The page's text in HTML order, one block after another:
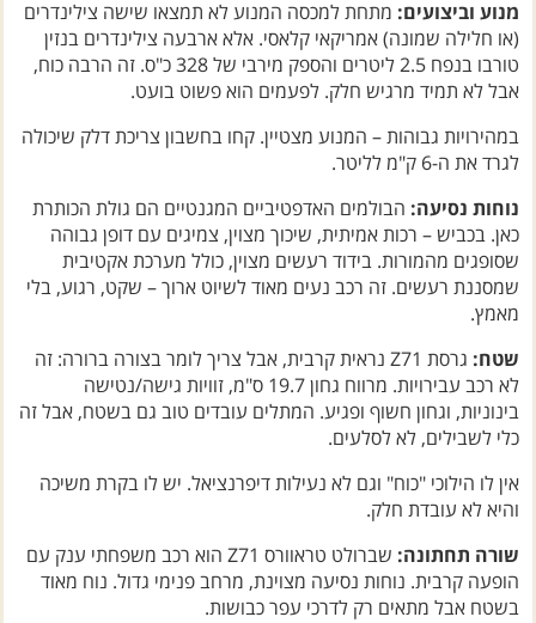
מנוע וביצועים: מתחת למכסה המנוע לא תמצאו שישה צילינדרים
(או חלילה שמונה) אמריקאי קלאסי. אלא ארבעה צילינדרים בנזין
טורבו בנפח 2.5 ליטרים והספק מירבי של 328 כ"ס. זה הרבה כוח,
אבל לא תמיד מרגיש חלק. לפעמים הוא פשוט בועט.
במהירויות גבוהות – המנוע מצטיין. קחו בחשבון צריכת דלק שיכולה
לגרד את ה-6 ק"מ לליטר.
נוחות נסיעה: הבולמים האדפטיביים המגנטיים הם גולת הכותרת
כאן. בכביש – רכות אמיתית, שיכוך מצוין, צמיגים עם דופן גבוהה
שסופגים מהמורות. בידוד רעשים מצוין, כולל מערכת אקטיבית
שמסננת רעשים. זה רכב נעים מאוד לשיוט ארוך – שקט, רגוע, בלי
מאמץ.
שטח:
גרסת Z71 נראית קרבית, אבל צריך לומר בצורה ברורה: זה
לא רכב עבירויות. מרווח גחון 19.7 ס"מ, זוויות גישה/נטישה
בינוניות, וגחון חשוף ופגיע. המתלים עובדים טוב גם בשטח, אבל זה
כלי לשבילים, לא לסלעים.
אין לו הילוכי "כוח" וגם לא נעילות דיפרנציאל. יש לו בקרת משיכה
והיא לא עובדת חלק.
שורה תחתונה:
שברולט טראוורס Z71 הוא רכב משפחתי ענק עם
הופעה קרבית. נוחות נסיעה מצוינת, מרחב פנימי גדול. נוח מאוד
בשטח אבל מתאים רק לדרכי עפר כבושות.